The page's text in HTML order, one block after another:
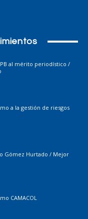
al mérito periodístico /
a la gestión de riesgos
Gómez Hurtado / Mejor
CAMACOL